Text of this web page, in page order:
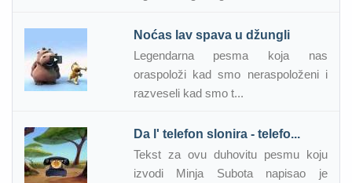
Noćas lav spava u džungli
Legendarna pesma koja nas
oraspoloži kad smo neraspoloženi i
razveseli kad smo t...
Da l' telefon slonira - telefo...
Tekst za ovu duhovitu pesmu koju
izvodi Minja Subota napisao je